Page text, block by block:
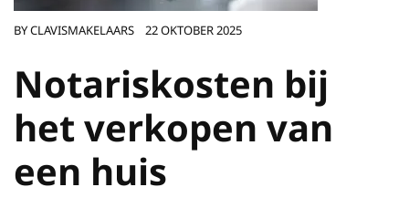
BYCLAVISMAKELAARS 22 OKTOBER 2025
Notariskosten bij
het verkopen van
een huis